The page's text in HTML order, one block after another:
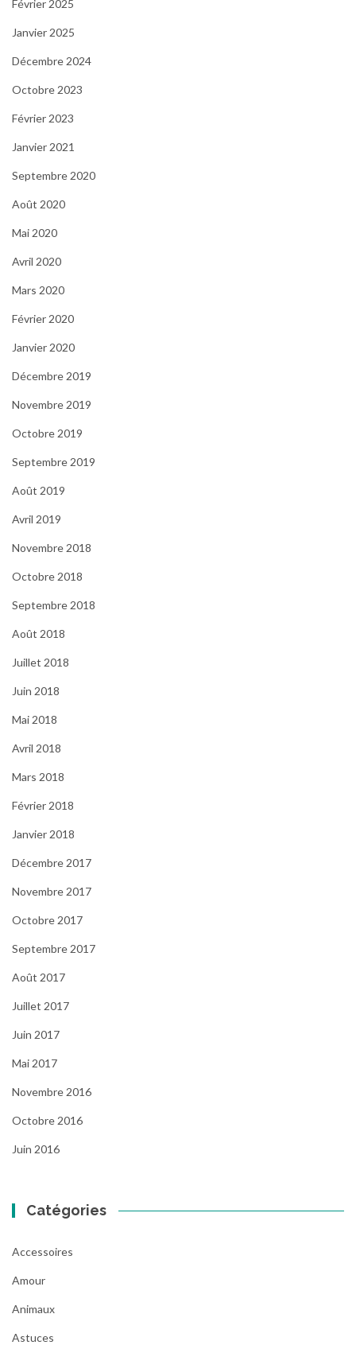
Février 2025
Janvier 2025
Décembre 2024
Octobre 2023
Février 2023
Janvier 2021
Septembre 2020
Août 2020
Mai 2020
Avril 2020
Mars 2020
Février 2020
Janvier 2020
Décembre 2019
Novembre 2019
Octobre 2019
Septembre 2019
Août 2019
Avril 2019
Novembre 2018
Octobre 2018
Septembre 2018
Août 2018
Juillet 2018
Juin 2018
Mai 2018
Avril 2018
Mars 2018
Février 2018
Janvier 2018
Décembre 2017
Novembre 2017
Octobre 2017
Septembre 2017
Août 2017
Juillet 2017
Juin 2017
Mai 2017
Novembre 2016
Octobre 2016
Juin 2016
Catégories
Accessoires
Amour
Animaux
Astuces